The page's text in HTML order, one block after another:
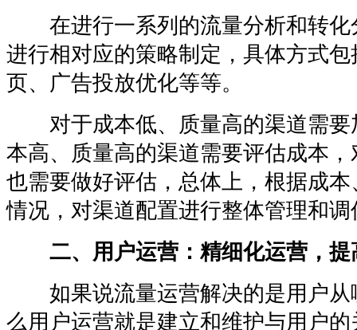
在进行一系列的流量分析和转化
进行相对应的策略制定，具体方式
页、广告投放优化等等。
对于成本低、质量高的渠道需要
本高、质量高的渠道需要评估成本
也需要做好评估，总体上，根据成
情况，对渠道配置进行整体管理和调
二、用户运营：精细化运营，提
如果说流量运营解决的是用户从
么用户运营就是建立和维护与用户的